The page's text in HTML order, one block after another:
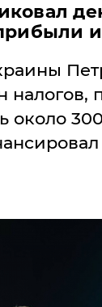
налогов,
около